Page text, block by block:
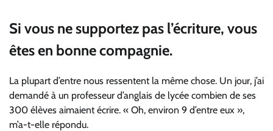
Si vous ne supportez pas l’écriture, vous
êtes en bonne compagnie.
La plupart d’entre nous ressentent la même chose. Un jour, j’ai
demandé à un professeur d’anglais de lycée combien de ses
300 élèves aimaient écrire. « Oh, environ 9 d’entre eux »,
m’a-t-elle répondu.